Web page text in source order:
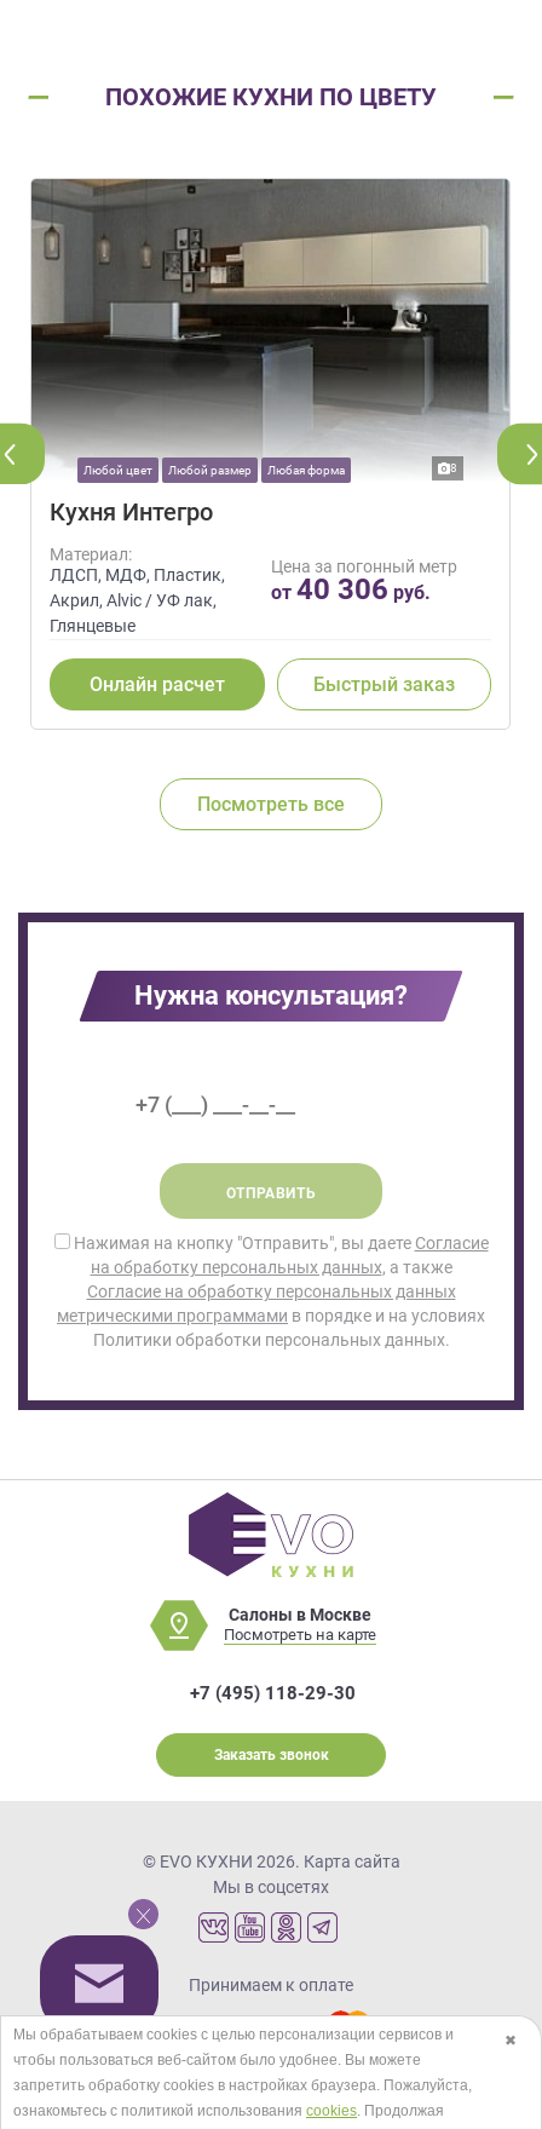
ПОХОЖИЕ КУХНИ ПО ЦВЕТУ
Любой цвет Любой размер Любая форма 8
Кухня Интегро
Материал:
ЛДСП, МДФ, Пластик,
Акрил, Alvic / УФ лак,
Глянцевые
Цена за погонный метр
от 40 306 руб.
Онлайн расчет Быстрый заказ
Посмотреть все
Нужна консультация?
ОТПРАВИТЬ
Нажимая на кнопку "Отправить", вы даете Согласие
на обработку персональных данных, а также
Согласие на обработку персональных данных
метрическими программами в порядке и на условиях
Политики обработки персональных данных.
Салоны в Москве
Посмотреть на карте
+7 (495) 118-29-30
Заказать звонок
© EVO КУХНИ 2026. Карта сайта
Мы в соцсетях
Принимаем к оплате
Кредиты и рассрочка
✖
Мы обрабатываем cookies с целью персонализации сервисов и
чтобы пользоваться веб-сайтом было удобнее. Вы можете
запретить обработку сookies в настройках браузера. Пожалуйста,
ознакомьтесь с политикой использования cookies. Продолжая